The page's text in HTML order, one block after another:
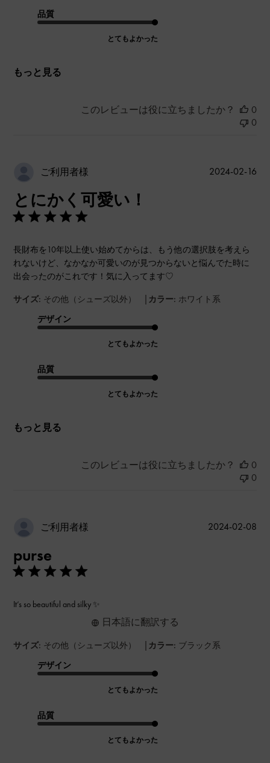
品質
とてもよかった
もっと見る
このレビューは役に立ちましたか？
0
0
ご利用者様
とにかく可愛い！
長財布を10年以上使い始めてからは、もう他の選択肢を考えら
れないけど、なかなか可愛いのが見つからないと悩んでた時に
出会ったのがこれです！気に入ってます♡
サイズ: その他（シューズ以外） | カラー: ホワイト系
デザイン
とてもよかった
品質
とてもよかった
もっと見る
公
2024-02-16
このレビューは役に立ちましたか？
0
0
ご利用者様
purse
It’s so beautiful and silky ✨
サイズ: その他（シューズ以外） | カラー: ブラック系
デザイン
とてもよかった
品質
とてもよかった
日本語に翻訳する
公
2024-02-08